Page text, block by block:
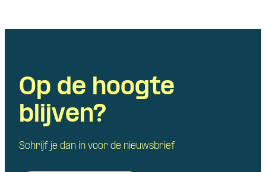
Op de hoogte
blijven?
Schrijf je dan in voor de nieuwsbrief